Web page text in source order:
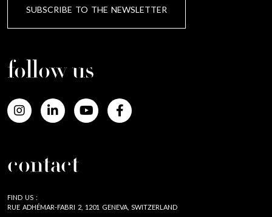
SUBSCRIBE TO THE NEWSLETTER
follow us
contact
FIND US :
RUE ADHÉMAR-FABRI 2, 1201 GENEVA, SWITZERLAND